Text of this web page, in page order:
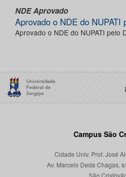
NDE Aprovado
Aprovado o NDE do NUPATI
Aprovado o NDE do NUPATI pelo
Campus São
Cidade Univ. Prof. José
Av. Marcelo Deda Chagas,